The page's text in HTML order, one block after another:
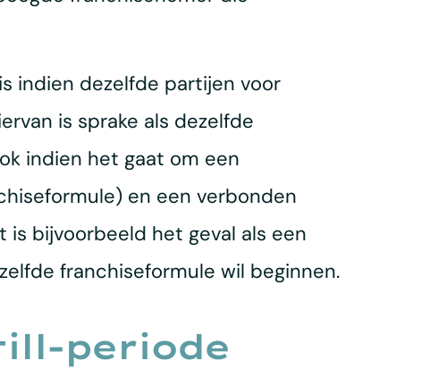
indien dezelfde partijen voor
is sprake als dezelfde
indien het gaat om een
en een verbonden
bijvoorbeeld het geval als een
franchiseformule wil beginnen.
periode